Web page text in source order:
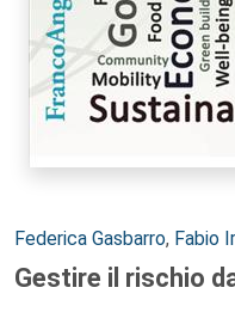
Autori:
Federica Gasbarro, Fabio
Gestire il rischio